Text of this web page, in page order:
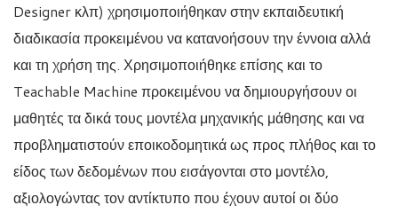
Designer κλπ) χρησιμοποιήθηκαν στην εκπαιδευτική
διαδικασία προκειμένου να κατανοήσουν την έννοια αλλά
και τη χρήση της. Χρησιμοποιήθηκε επίσης και το
Teachable Machine προκειμένου να δημιουργήσουν οι
μαθητές τα δικά τους μοντέλα μηχανικής μάθησης και να
προβληματιστούν εποικοδομητικά ως προς πλήθος και το
είδος των δεδομένων που εισάγονται στο μοντέλο,
αξιολογώντας τον αντίκτυπο που έχουν αυτοί οι δύο